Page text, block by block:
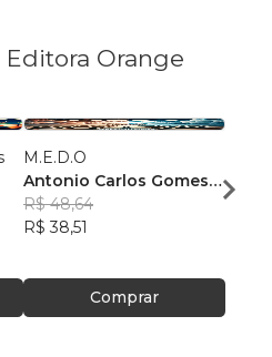
Orange
M.E.D.O
Antonio Carlos Gomes
de Moraes
R$ 48,64
R$ 38,51
Comprar
R$